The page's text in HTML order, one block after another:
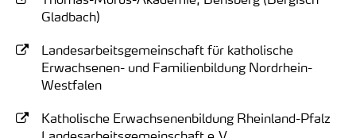
Gladbach)
Landesarbeitsgemeinschaft für katholische
Erwachsenen- und Familienbildung Nordrhein-
Westfalen
Katholische Erwachsenenbildung Rheinland-Pfalz